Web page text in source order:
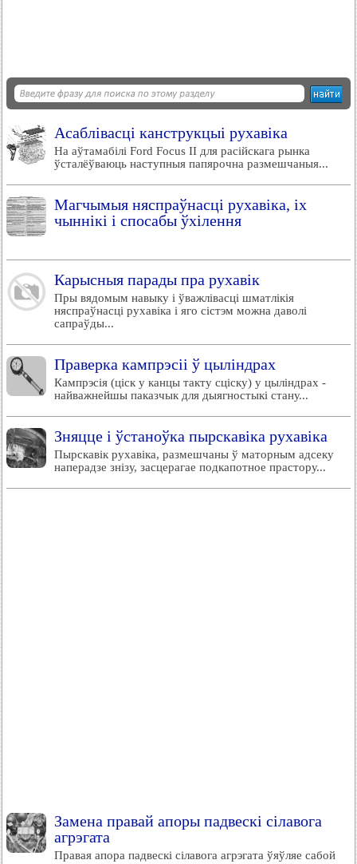
Асаблівасці канструкцыі рухавіка
На аўтамабілі Ford Focus II для расійскага рынка
ўсталёўваюць наступныя папярочна размешчаныя...
Магчымыя няспраўнасці рухавіка, іх
чыннікі і спосабы ўхілення
Карысныя парады пра рухавік
Пры вядомым навыку і ўважлівасці шматлікія
няспраўнасці рухавіка і яго сістэм можна даволі
сапраўды...
Праверка кампрэсіі ў цыліндрах
Кампрэсія (ціск у канцы такту сціску) у цыліндрах -
найважнейшы паказчык для дыягностыкі стану...
Зняцце і ўстаноўка пырскавіка рухавіка
Пырскавік рухавіка, размешчаны ў маторным адсеку
наперадзе знізу, засцерагае подкапотное прастору...
Замена правай апоры падвескі сілавога
агрэгата
Правая апора падвескі сілавога агрэгата ўяўляе сабой